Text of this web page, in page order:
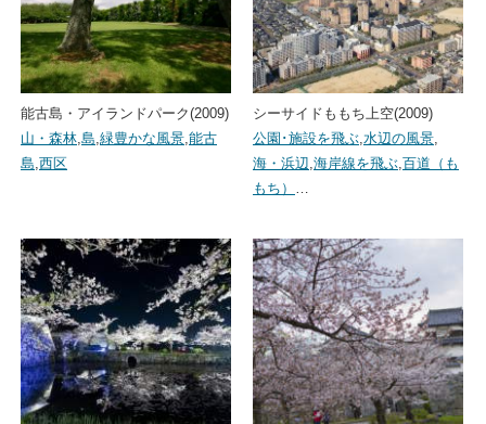
能古島・アイランドパーク(2009)
山・森林,島,緑豊かな風景,能古
島,西区
シーサイドももち上空(2009)
公園･施設を飛ぶ,水辺の風景,
海・浜辺,海岸線を飛ぶ,百道（も
もち） …